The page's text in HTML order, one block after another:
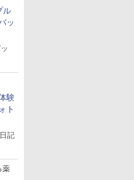
ル
ッ
験
ト
記
薬